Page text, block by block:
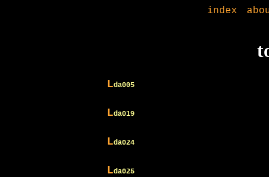
index
Lda005
Lda019
Lda024
Lda025